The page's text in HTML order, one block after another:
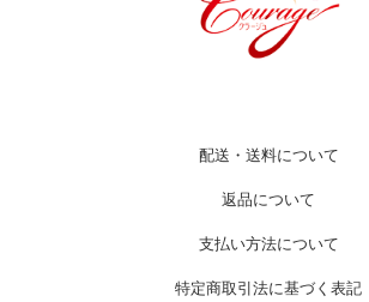
配送・送料について
返品について
支払い方法について
特定商取引法に基づく表記